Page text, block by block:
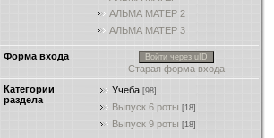
АЛЬМА МАТЕР 2
АЛЬМА МАТЕР 3
Форма входа Войти через uID
Старая форма входа
Категории
раздела
Учеба [98]
Выпуск 6 роты [18]
Выпуск 9 роты [18]